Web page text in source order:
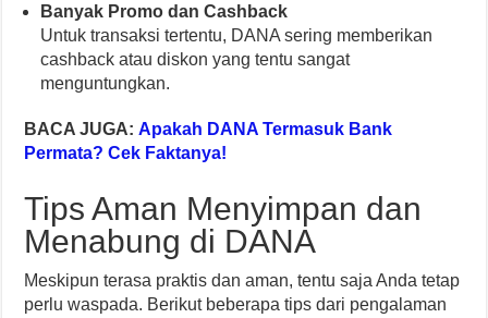
Banyak Promo dan Cashback
Untuk transaksi tertentu, DANA sering memberikan
cashback atau diskon yang tentu sangat
menguntungkan.
BACA JUGA:Apakah DANA Termasuk Bank
Permata? Cek Faktanya!
Tips Aman Menyimpan dan
Menabung di DANA
Meskipun terasa praktis dan aman, tentu saja Anda tetap
perlu waspada. Berikut beberapa tips dari pengalaman